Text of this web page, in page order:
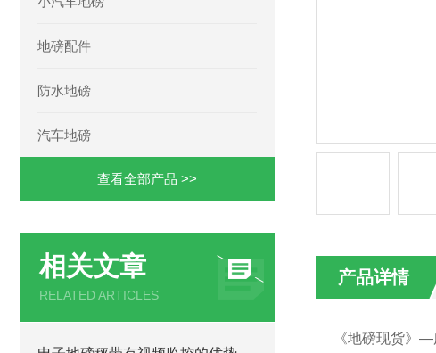
地磅配件
防水地磅
汽车地磅
查看全部产品 >>
相关文章
RELATED ARTICLES
产品详情
《地磅现货》